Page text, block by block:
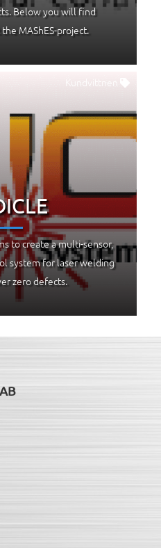
Below you will find
MAShES-project.
Kundvittnen
to create a multi-sensor,
system for laser welding
zero defects.